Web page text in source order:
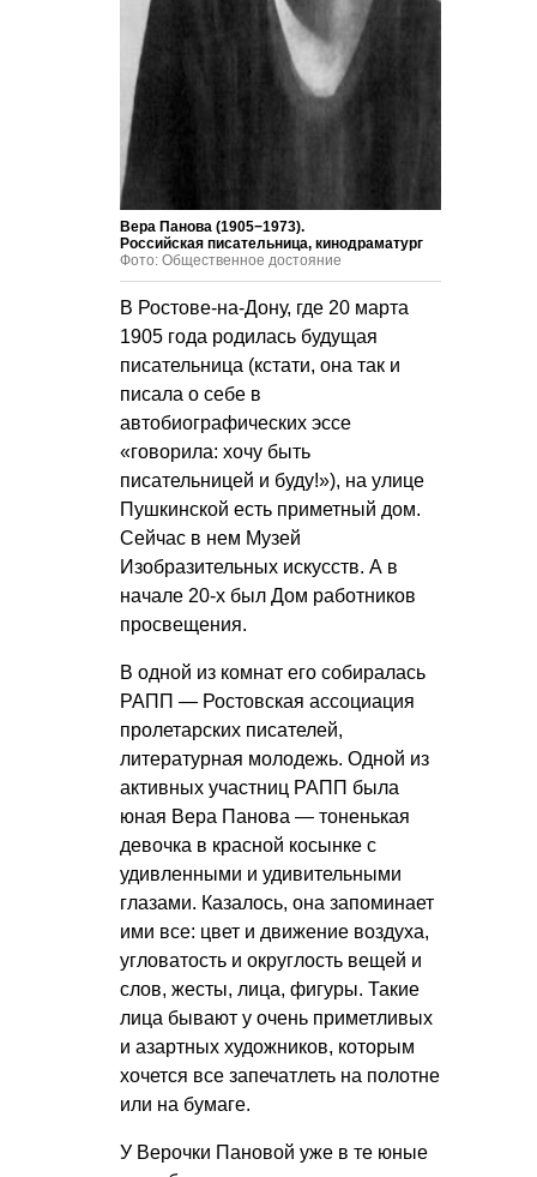
Вера Панова (1905−1973).
Российская писательница, кинодраматург
Фото: Общественное достояние
В Ростове-на-Дону, где 20 марта
1905 года родилась будущая
писательница (кстати, она так и
писала о себе в
автобиографических эссе
«говорила: хочу быть
писательницей и буду!»), на улице
Пушкинской есть приметный дом.
Сейчас в нем Музей
Изобразительных искусств. А в
начале 20-х был Дом работников
просвещения.
В одной из комнат его собиралась
РАПП — Ростовская ассоциация
пролетарских писателей,
литературная молодежь. Одной из
активных участниц РАПП была
юная Вера Панова — тоненькая
девочка в красной косынке с
удивленными и удивительными
глазами. Казалось, она запоминает
ими все: цвет и движение воздуха,
угловатость и округлость вещей и
слов, жесты, лица, фигуры. Такие
лица бывают у очень приметливых
и азартных художников, которым
хочется все запечатлеть на полотне
или на бумаге.
У Верочки Пановой уже в те юные